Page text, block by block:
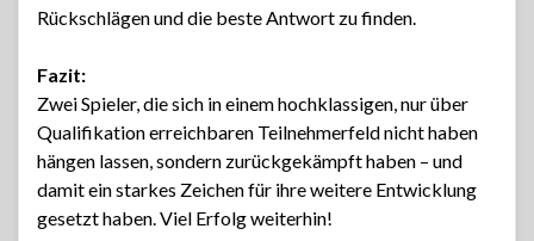
Rückschlägen und die beste Antwort zu finden.
Fazit:
Zwei Spieler, die sich in einem hochklassigen, nur über
Qualifikation erreichbaren Teilnehmerfeld nicht haben
hängen lassen, sondern zurückgekämpft haben – und
damit ein starkes Zeichen für ihre weitere Entwicklung
gesetzt haben. Viel Erfolg weiterhin!